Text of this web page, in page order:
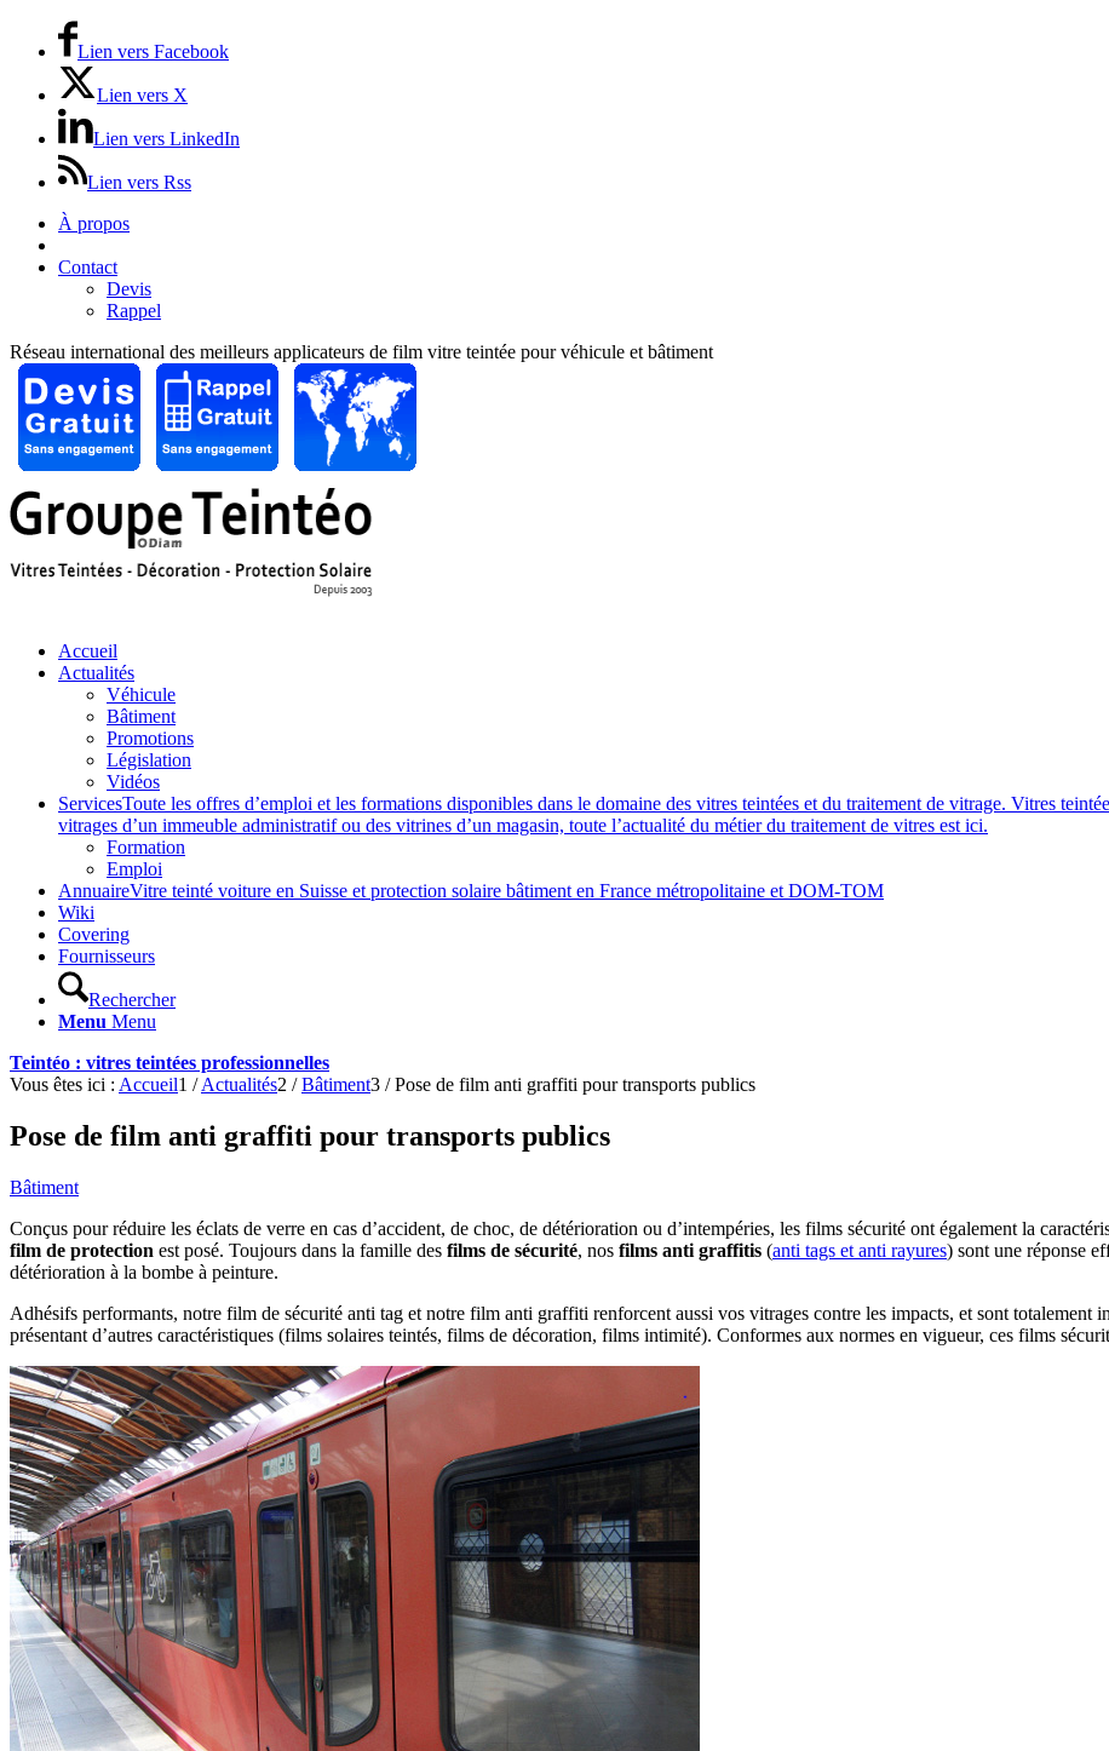
Lien vers Facebook
Lien vers X
Lien vers LinkedIn
Lien vers Rss
À propos
Contact
Devis
Rappel
Réseau international des meilleurs applicateurs de film vitre teintée pour véhicule et bâtiment
Accueil
Actualités
Véhicule
Bâtiment
Promotions
Législation
Vidéos
ServicesToute les offres d’emploi et les formations disponibles dans le domaine des vitres teintées et du traitement de vitrage. Vitres
vitrages d’un immeuble administratif ou des vitrines d’un magasin, toute l’actualité du métier du traitement de vitres est ici.
Formation
Emploi
AnnuaireVitre teinté voiture en Suisse et protection solaire bâtiment en France métropolitaine et DOM-TOM
Wiki
Covering
Fournisseurs
Rechercher
Menu Menu
Teintéo : vitres teintées professionnelles
Vous êtes ici : Accueil1 / Actualités2 / Bâtiment3 / Pose de film anti graffiti pour transports publics
Pose de film anti graffiti pour transports publics
Bâtiment
Conçus pour réduire les éclats de verre en cas d’accident, de choc, de détérioration ou d’intempéries, les films sécurité ont également la
film de protection est posé. Toujours dans la famille des films de sécurité, nos films anti graffitis (anti tags et anti rayures) sont une réponse
détérioration à la bombe à peinture.
Adhésifs performants, notre film de sécurité anti tag et notre film anti graffiti renforcent aussi vos vitrages contre les impacts, et sont totalement
présentant d’autres caractéristiques (films solaires teintés, films de décoration, films intimité). Conformes aux normes en vigueur, ces films